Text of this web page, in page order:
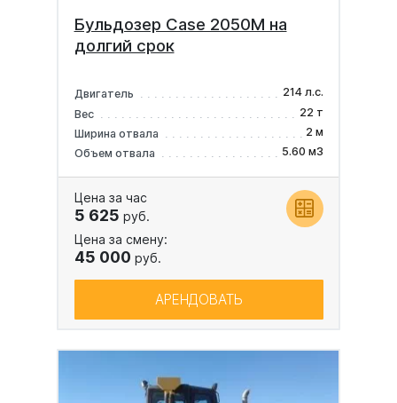
Бульдозер Case 2050M на
долгий срок
Двигатель
214 л.с.
Вес
22 т
Ширина отвала
2 м
Объем отвала
5.60 м3
Цена за час
5 625 руб.
Цена за смену:
45 000 руб.
АРЕНДОВАТЬ